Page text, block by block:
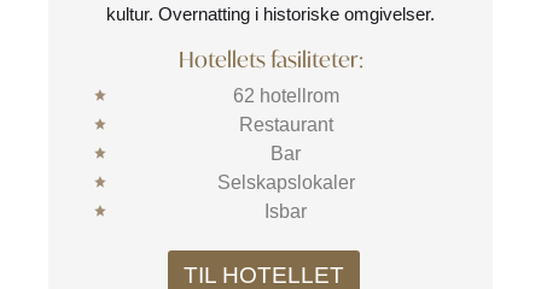
kultur. Overnatting i historiske omgivelser.
Hotellets fasiliteter:
62 hotellrom
Restaurant
Bar
Selskapslokaler
Isbar
TIL HOTELLET